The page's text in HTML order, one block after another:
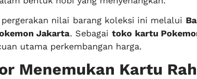
nilai barang koleksi ini melalui
Jakarta. Sebagai toko kartu
utama perkembangan harga.
Menemukan Kartu